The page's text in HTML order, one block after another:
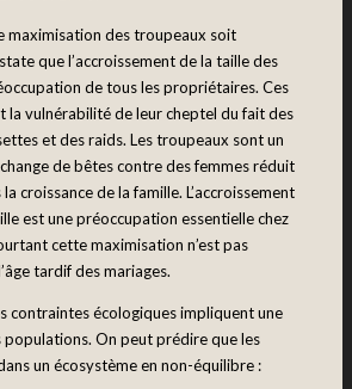
maximisation des troupeaux soit
que l’accroissement de la taille des
de tous les propriétaires. Ces
la vulnérabilité de leur cheptel du fait des
et des raids. Les troupeaux sont un
de bêtes contre des femmes réduit
croissance de la famille. L’accroissement
est une préoccupation essentielle chez
cette maximisation n’est pas
tardif des mariages.
contraintes écologiques impliquent une
On peut prédire que les
un écosystème en non-équilibre :